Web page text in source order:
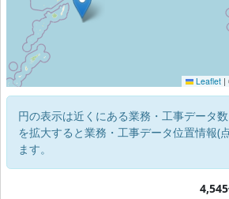
Leaflet |
円の表示は近くにある業務・工事データ
を拡大すると業務・工事データ位置情報(
ます。